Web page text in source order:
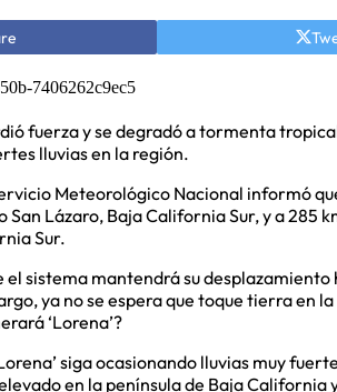
fuerza y se degradó a tormenta
lluvias en la región.
Meteorológico Nacional informó
San Lázaro, Baja California Sur, y a 285
Sur.
el sistema mantendrá su
ya no se espera que toque tierra en
‘Lorena’?
siga ocasionando lluvias muy
en la península de Baja California